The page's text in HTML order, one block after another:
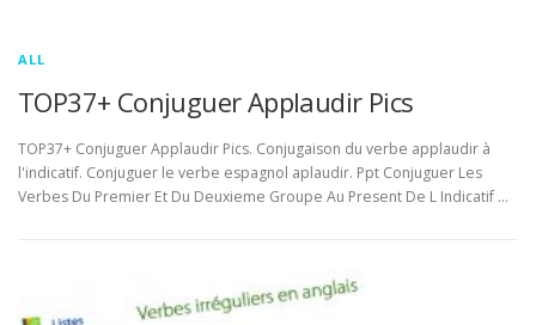
ALL
TOP37+ Conjuguer Applaudir Pics
TOP37+ Conjuguer Applaudir Pics. Conjugaison du verbe applaudir à
l'indicatif. Conjuguer le verbe espagnol aplaudir. Ppt Conjuguer Les
Verbes Du Premier Et Du Deuxieme Groupe Au Present De L Indicatif …